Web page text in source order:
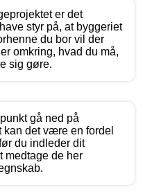
er det
styr på, at byggeriet
du bor vil der
omkring, hvad du må,
sig gøre.
gå ned på
det være en fordel
du indleder dit
medtage de her